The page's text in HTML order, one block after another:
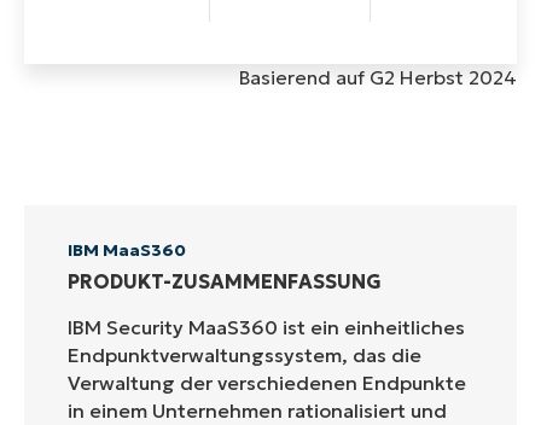
Basierend auf G2 Herbst 2024
IBM MaaS360
PRODUKT-ZUSAMMENFASSUNG
IBM Security MaaS360 ist ein einheitliches
Endpunktverwaltungssystem, das die
Verwaltung der verschiedenen Endpunkte
in einem Unternehmen rationalisiert und